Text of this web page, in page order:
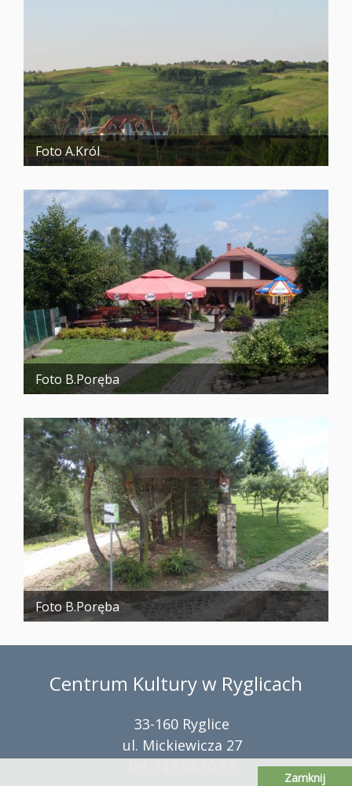
Foto A.Król
Foto B.Poręba
Foto B.Poręba
Centrum Kultury w Ryglicach
33-160 Ryglice
ul. Mickiewicza 27
Zamknij